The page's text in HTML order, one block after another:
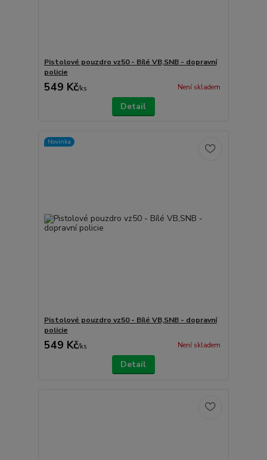
Pistolové pouzdro vz50 - Bílé VB,SNB - dopravní
policie
549 Kč/ks Není skladem
Detail
Novinka
Pistolové pouzdro vz50 - Bílé VB,SNB - dopravní
policie
549 Kč/ks Není skladem
Detail